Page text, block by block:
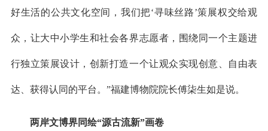
好生活的公共文化空间，我们把‘寻味丝路’策展权交给观
众，让大中小学生和社会各界志愿者，围绕同一个主题进
行独立策展设计，创新打造一个让观众实现创意、自由表
达、获得认同的平台。”福建博物院院长傅柒生如是说。
两岸文博界同绘“源古流新”画卷